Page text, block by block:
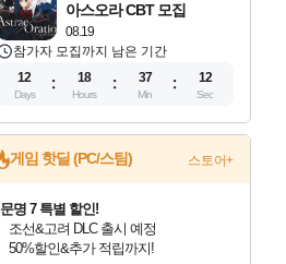
08.19
아스오라 CBT 모집
참가자 모집까지 남은 기간
12
Days
18
Hours
37
Min
11
Sec
게임 핫딜 (PC/스팀) 스토어+
문명 7 특별 할인!
50%할인&추가 적립까지!
귀무자: 검의 길 예약 판매 중!
10% 할인과